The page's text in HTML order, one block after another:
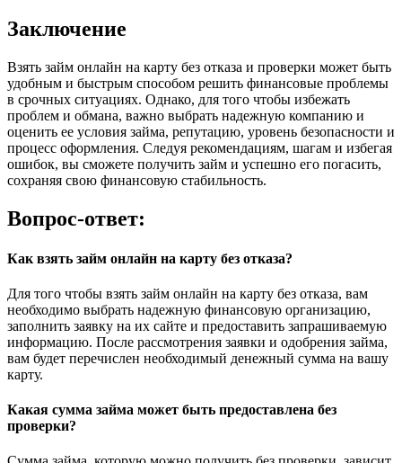
Заключение
Взять займ онлайн на карту без отказа и проверки может быть
удобным и быстрым способом решить финансовые проблемы
в срочных ситуациях. Однако, для того чтобы избежать
проблем и обмана, важно выбрать надежную компанию и
оценить ее условия займа, репутацию, уровень безопасности и
процесс оформления. Следуя рекомендациям, шагам и избегая
ошибок, вы сможете получить займ и успешно его погасить,
сохраняя свою финансовую стабильность.
Вопрос-ответ:
Как взять займ онлайн на карту без отказа?
Для того чтобы взять займ онлайн на карту без отказа, вам
необходимо выбрать надежную финансовую организацию,
заполнить заявку на их сайте и предоставить запрашиваемую
информацию. После рассмотрения заявки и одобрения займа,
вам будет перечислен необходимый денежный сумма на вашу
карту.
Какая сумма займа может быть предоставлена без
проверки?